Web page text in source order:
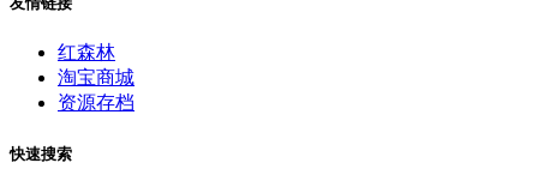
红森林
淘宝商城
资源存档
快速搜索